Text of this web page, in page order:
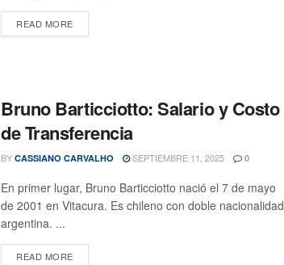
READ MORE
Bruno Barticciotto: Salario y Costo
de Transferencia
BY CASSIANO CARVALHO SEPTIEMBRE 11, 2025 0
En primer lugar, Bruno Barticciotto nació el 7 de mayo
de 2001 en Vitacura. Es chileno con doble nacionalidad
argentina. ...
READ MORE